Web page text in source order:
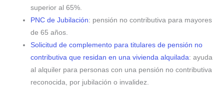
superior al 65%.
PNC de Jubilación: pensión no contributiva para mayores
de 65 años.
Solicitud de complemento para titulares de pensión no
contributiva que residan en una vivienda alquilada: ayuda
al alquiler para personas con una pensión no contributiva
reconocida, por jubilación o invalidez.